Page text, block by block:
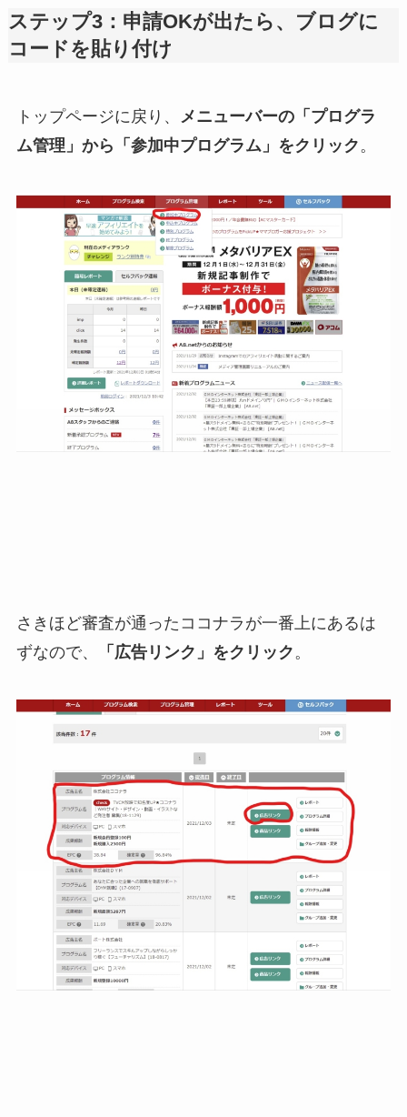
ステップ3：申請OKが出たら、ブログに
コードを貼り付け
トップページに戻り、
メニューバーの「プログラ
ム管理」から「参加中プログラム」をクリック 。
さきほど審査が通ったココナラが一番上にあるは
ずなので、
「広告リンク」をクリック 。